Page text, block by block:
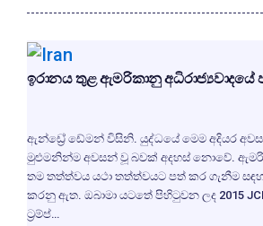
ඉරානය තුළ ඇමරිකානු අධිරාජ්‍යවාදයේ
ඇන්ඩ්‍රේ ඩේමන් විසිනි. යුද්ධයේ මෙම අදියර
මුළුමනින්ම අවසන් වූ බවක් අදහස් නොවේ.
තම තත්ත්වය යථා තත්ත්වයට පත් කර ගැනීම
කරනු ඇත. ඔබාමා යටතේ පිහිටුවන ලද 2015
ට්‍රම්ප්…